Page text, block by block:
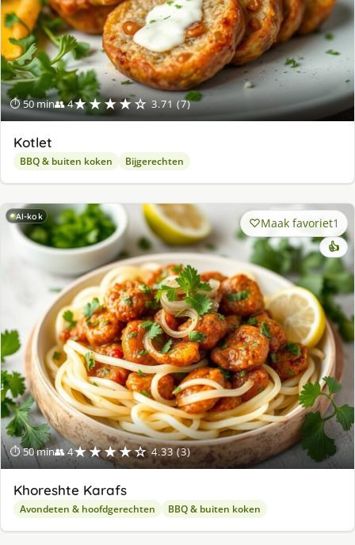
⏱ 50 min👥 4★★★★☆ 3.71 (7)
Kotlet
BBQ & buiten koken Bijgerechten
AI-kok
⏱ 50 min👥 4★★★★☆ 4.33 (3)
Maak favoriet1
👍
Khoreshte Karafs
Avondeten & hoofdgerechten BBQ & buiten koken